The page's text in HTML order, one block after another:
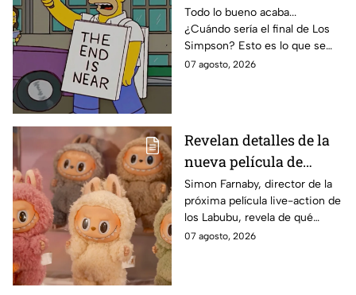
temporada 40? Actriz
de Bart Simpson da
IMPACTANTE
declaración
Todo lo bueno acaba...
¿Cuándo sería el final de Los
Simpson? Esto es lo que se
sabe:
07 agosto, 2026
Revelan detalles de la
nueva película de
Labubu: de qué tratará
y cuándo se estrena
Simon Farnaby, director de la
próxima película live-action de
los Labubu, revela de qué
tratará la cinta. Aquí te
07 agosto, 2026